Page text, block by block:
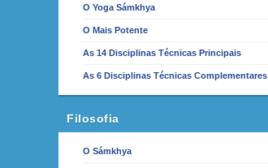
O Yoga Sámkhya
O Mais Potente
As 14 Disciplinas Técnicas Principais
As 6 Disciplinas Técnicas Complementares
Filosofia
O Sámkhya